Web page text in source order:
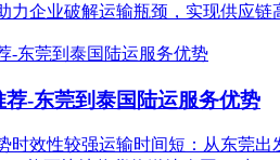
力企业破解运输瓶颈，实现供应链
​-东莞到泰国陆运服务优势​
时效性较强​ 运输时间短：从东莞